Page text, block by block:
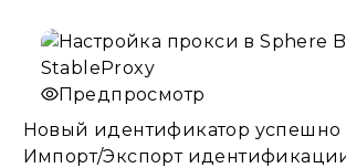
Предпросмотр
Новый идентификатор успешно
Импорт/Экспорт